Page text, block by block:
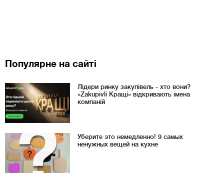
Популярне на сайті
Лідери ринку закупівель - хто вони?
«Zakupivli Кращі» відкривають імена
компаній
Уберите это немедленно! 9 самых
ненужных вещей на кухне